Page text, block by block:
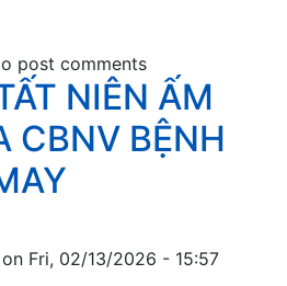
post comments
NIÊN ẤM
CBNV BỆNH
on Fri, 02/13/2026 - 15:57